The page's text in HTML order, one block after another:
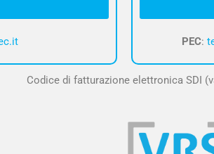
PEC:
Codice di fatturazione elettronica SDI